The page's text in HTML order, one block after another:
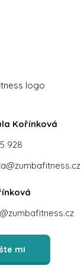
Kořínková
928
mi